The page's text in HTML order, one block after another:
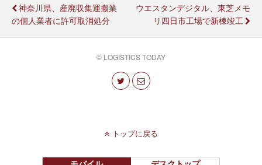
神奈川県、産廃収集運搬業
の個人業者に許可取消処分
ウエスタンデジタル、東芝メモ
リ四日市工場で新棟竣工
© LOGISTICS TODAY
トップに戻る